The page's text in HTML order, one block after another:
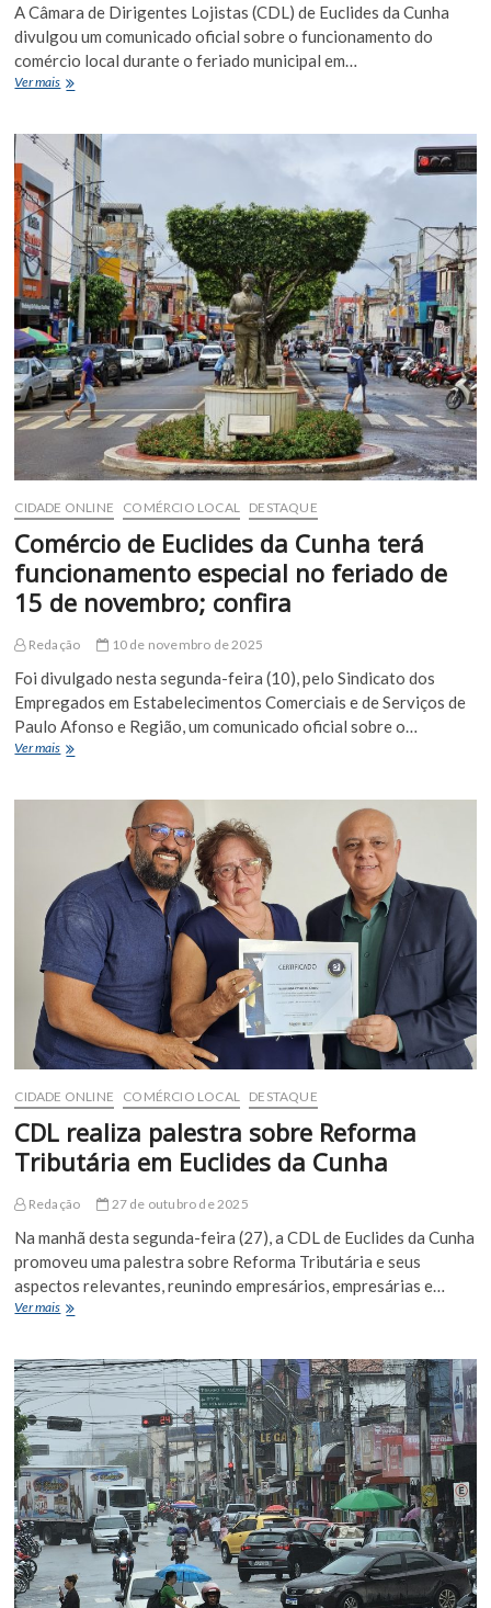
A Câmara de Dirigentes Lojistas (CDL) de Euclides da Cunha
divulgou um comunicado oficial sobre o funcionamento do
comércio local durante o feriado municipal em…
Ver maisVeja
funcionar
o
comércio
de
Euclides
da
Cunha
no
feriado
da
Padroeira
CIDADE ONLINE COMÉRCIO LOCAL DESTAQUE
Comércio de Euclides da Cunha terá
funcionamento especial no feriado de
15 de novembro; confira
Redação 10 de novembro de 2025
Foi divulgado nesta segunda-feira (10), pelo Sindicato dos
Empregados em Estabelecimentos Comerciais e de Serviços de
Paulo Afonso e Região, um comunicado oficial sobre o…
Ver maisComércio
da
funcionamento
especial
no
feriado
de
15
de
novembro;
confira
CIDADE ONLINE COMÉRCIO LOCAL DESTAQUE
CDL realiza palestra sobre Reforma
Tributária em Euclides da Cunha
Redação 27 de outubro de 2025
Na manhã desta segunda-feira (27), a CDL de Euclides da Cunha
promoveu uma palestra sobre Reforma Tributária e seus
aspectos relevantes, reunindo empresários, empresárias e…
Ver maisCDL
sobre
Reforma
Tributária
em
Euclides
da
Cunha